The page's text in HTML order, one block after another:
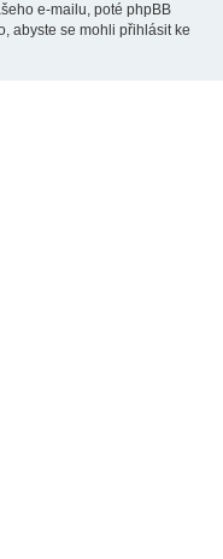
e-mailu, poté phpBB
abyste se mohli přihlásit ke